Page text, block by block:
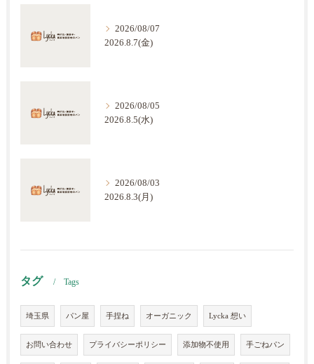
2026/08/07
2026.8.7(金)
2026/08/05
2026.8.5(水)
2026/08/03
2026.8.3(月)
タグ Tags
埼玉県 パン屋 手捏ね オーガニック Lycka 想い
お問い合わせ プライバシーポリシー 添加物不使用 手ごねパン